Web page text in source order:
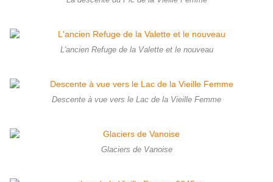
L'ancien Refuge de la Valette et le nouveau
Descente à vue vers le Lac de la Vieille Femme
Glaciers de Vanoise